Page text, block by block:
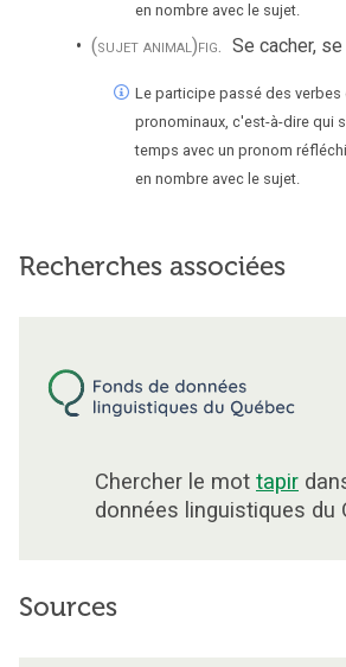
en nombre avec le sujet.
(sujet animal)fig. Se cacher,
Le participe passé des verbes
pronominaux, c'est-à-dire qui
temps avec un pronom
en nombre avec le sujet.
Recherches associées
Chercher le mot tapir
données linguistiques du
Sources